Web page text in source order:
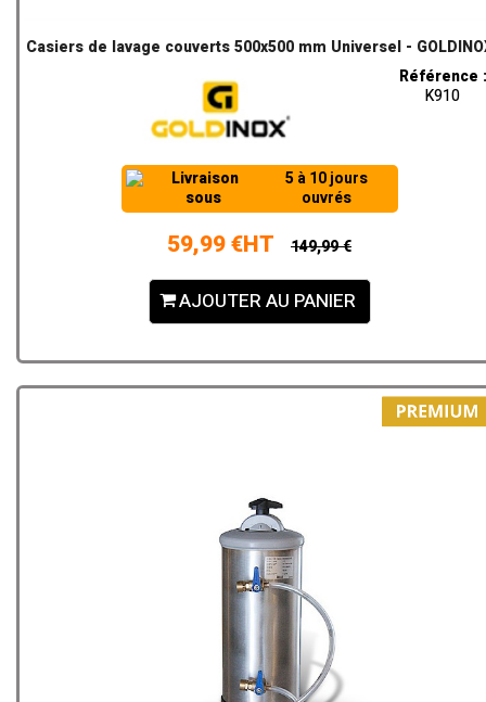
Casiers de lavage couverts 500x500 mm Universel -
Référence :
K910
Livraison
sous
5 à 10 jours
ouvrés
59,99 €HT 149,99 €
AJOUTER AU PANIER